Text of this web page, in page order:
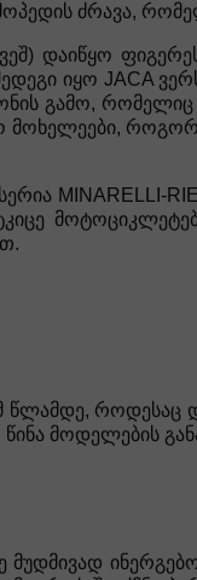
ძრავა,
დაიწყო
იყო JACA
გამო,
MINARELLI-
როდესაც
მოდელების
მუდმივად